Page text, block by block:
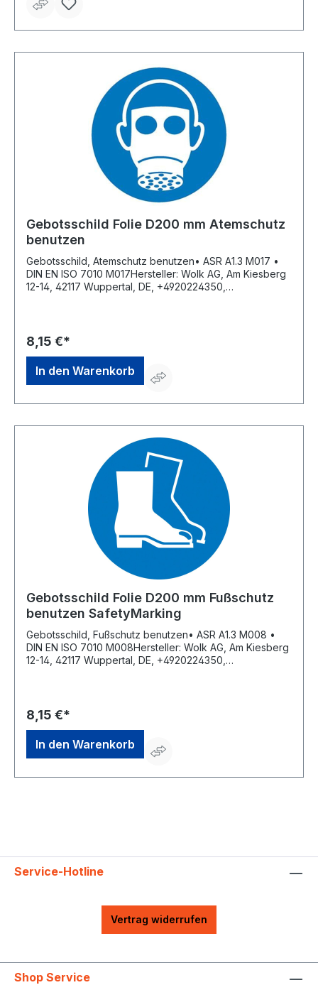
Gebotsschild Folie D200 mm Atemschutz
benutzen
Gebotsschild, Atemschutz benutzen• ASR A1.3 M017 •
DIN EN ISO 7010 M017Hersteller: Wolk AG, Am Kiesberg
12-14, 42117 Wuppertal, DE, +4920224350,
8,15 €*
In den Warenkorb
Gebotsschild Folie D200 mm Fußschutz
benutzen SafetyMarking
Gebotsschild, Fußschutz benutzen• ASR A1.3 M008 •
DIN EN ISO 7010 M008Hersteller: Wolk AG, Am Kiesberg
12-14, 42117 Wuppertal, DE, +4920224350,
8,15 €*
In den Warenkorb
Service-Hotline
Vertrag widerrufen
Shop Service